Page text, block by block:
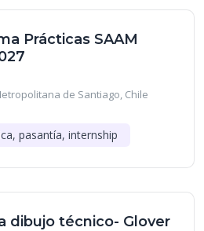
Prácticas SAAM
de Santiago, Chile
pasantía, internship
dibujo técnico- Glover